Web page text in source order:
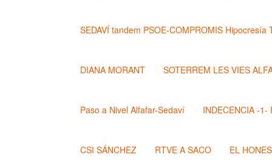
SEDAVÍ tandem PSOE-COMPROMIS Hipocresía
DIANA MORANT SOTERREM LES VIES
Paso a Nivel Alfafar-Sedaví INDECENCIA -
CSI SÁNCHEZ RTVE A SACO EL